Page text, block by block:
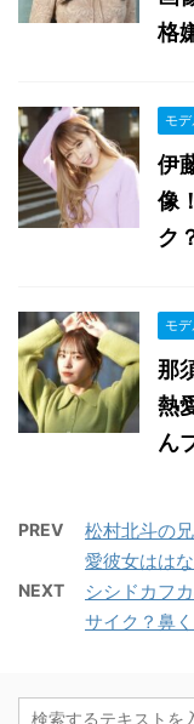
格
モ
伊
像
ク
モ
那
熱
ん
PREV
松村北斗の
愛彼女はは
NEXT
シシドカフ
サイク？鼻